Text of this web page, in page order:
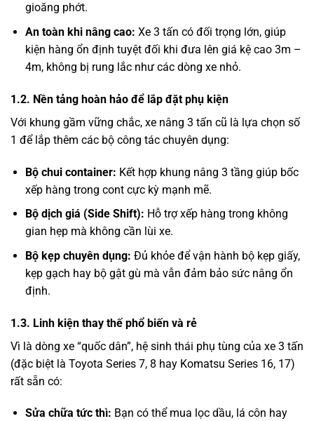
gioăng phớt.
An toàn khi nâng cao: Xe 3 tấn có đối trọng lớn, giúp
kiện hàng ổn định tuyệt đối khi đưa lên giá kệ cao 3m –
4m, không bị rung lắc như các dòng xe nhỏ.
1.2. Nền tảng hoàn hảo để lắp đặt phụ kiện
Với khung gầm vững chắc, xe nâng 3 tấn cũ là lựa chọn số
1 để lắp thêm các bộ công tác chuyên dụng:
Bộ chui container: Kết hợp khung nâng 3 tầng giúp bốc
xếp hàng trong cont cực kỳ mạnh mẽ.
Bộ dịch giá (Side Shift): Hỗ trợ xếp hàng trong không
gian hẹp mà không cần lùi xe.
Bộ kẹp chuyên dụng: Đủ khỏe để vận hành bộ kẹp giấy,
kẹp gạch hay bộ gật gù mà vẫn đảm bảo sức nâng ổn
định.
1.3. Linh kiện thay thế phổ biến và rẻ
Vì là dòng xe “quốc dân”, hệ sinh thái phụ tùng của xe 3 tấn
(đặc biệt là Toyota Series 7, 8 hay Komatsu Series 16, 17)
rất sẵn có:
Sửa chữa tức thì: Bạn có thể mua lọc dầu, lá côn hay